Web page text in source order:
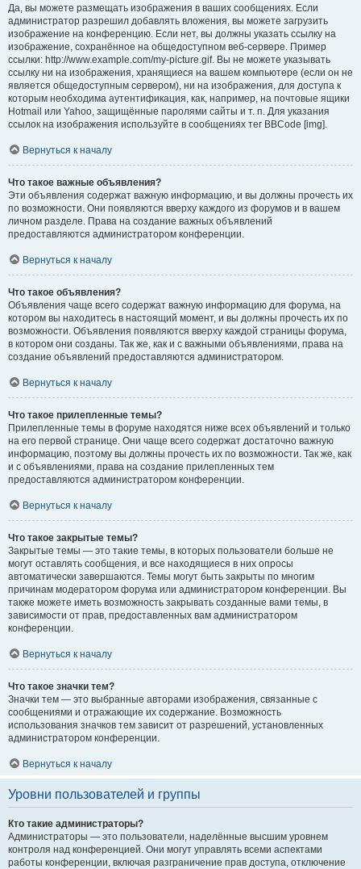
Да, вы можете размещать изображения в ваших сообщениях. Если
администратор разрешил добавлять вложения, вы можете загрузить
изображение на конференцию. Если нет, вы должны указать ссылку на
изображение, сохранённое на общедоступном веб-сервере. Пример
ссылки: http://www.example.com/my-picture.gif. Вы не можете указывать
ссылку ни на изображения, хранящиеся на вашем компьютере (если он не
является общедоступным сервером), ни на изображения, для доступа к
которым необходима аутентификация, как, например, на почтовые ящики
Hotmail или Yahoo, защищённые паролями сайты и т. п. Для указания
ссылок на изображения используйте в сообщениях тег BBCode [img].
Вернуться к началу
Что такое важные объявления?
Эти объявления содержат важную информацию, и вы должны прочесть их
по возможности. Они появляются вверху каждого из форумов и в вашем
личном разделе. Права на создание важных объявлений
предоставляются администратором конференции.
Вернуться к началу
Что такое объявления?
Объявления чаще всего содержат важную информацию для форума, на
котором вы находитесь в настоящий момент, и вы должны прочесть их по
возможности. Объявления появляются вверху каждой страницы форума,
в котором они созданы. Так же, как и с важными объявлениями, права на
создание объявлений предоставляются администратором.
Вернуться к началу
Что такое прилепленные темы?
Прилепленные темы в форуме находятся ниже всех объявлений и только
на его первой странице. Они чаще всего содержат достаточно важную
информацию, поэтому вы должны прочесть их по возможности. Так же, как
и с объявлениями, права на создание прилепленных тем
предоставляются администратором конференции.
Вернуться к началу
Что такое закрытые темы?
Закрытые темы — это такие темы, в которых пользователи больше не
могут оставлять сообщения, и все находящиеся в них опросы
автоматически завершаются. Темы могут быть закрыты по многим
причинам модератором форума или администратором конференции. Вы
также можете иметь возможность закрывать созданные вами темы, в
зависимости от прав, предоставленных вам администратором
конференции.
Вернуться к началу
Что такое значки тем?
Значки тем — это выбранные авторами изображения, связанные с
сообщениями и отражающие их содержание. Возможность
использования значков тем зависит от разрешений, установленных
администратором конференции.
Вернуться к началу
Уровни пользователей и группы
Кто такие администраторы?
Администраторы — это пользователи, наделённые высшим уровнем
контроля над конференцией. Они могут управлять всеми аспектами
работы конференции, включая разграничение прав доступа, отключение